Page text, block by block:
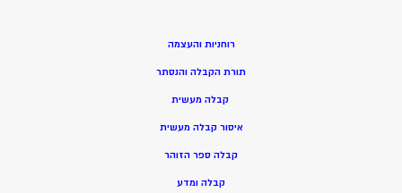
רוחניות והעצמה
תורת הקבלה והנסתר
קבלה מעשית
איסור קבלה מעשית
קבלה ספר הזוהר
קבלה ומדע